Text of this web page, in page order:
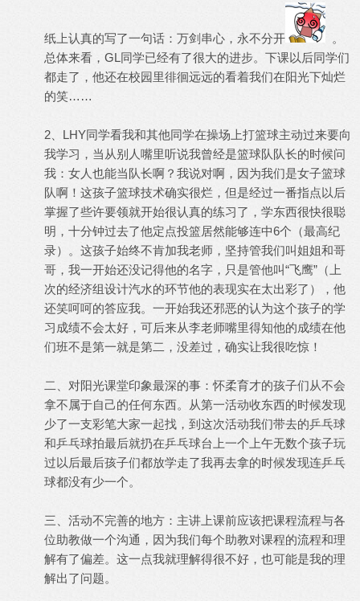
纸上认真的写了一句话：万剑串心，永不分开
。
总体来看，GL同学已经有了很大的进步。下课以后同学们
都走了，他还在校园里徘徊远远的看着我们在阳光下灿烂
的笑……
2、LHY同学看我和其他同学在操场上打篮球主动过来要向
我学习，当从别人嘴里听说我曾经是篮球队队长的时候问
我：女人也能当队长啊？我说对啊，因为我们是女子篮球
队啊！这孩子篮球技术确实很烂，但是经过一番指点以后
掌握了些许要领就开始很认真的练习了，学东西很快很聪
明，十分钟过去了他定点投篮居然能够连中6个（最高纪
录）。这孩子始终不肯加我老师，坚持管我们叫姐姐和哥
哥，我一开始还没记得他的名字，只是管他叫“飞鹰”（上
次的经济组设计汽水的环节他的表现实在太出彩了），他
还笑呵呵的答应我。一开始我还邪恶的认为这个孩子的学
习成绩不会太好，可后来从李老师嘴里得知他的成绩在他
们班不是第一就是第二，没差过，确实让我很吃惊！
二、对阳光课堂印象最深的事：怀柔育才的孩子们从不会
拿不属于自己的任何东西。从第一活动收东西的时候发现
少了一支彩笔大家一起找，到这次活动我们带去的乒乓球
和乒乓球拍最后就扔在乒乓球台上一个上午无数个孩子玩
过以后最后孩子们都放学走了我再去拿的时候发现连乒乓
球都没有少一个。
三、活动不完善的地方：主讲上课前应该把课程流程与各
位助教做一个沟通，因为我们每个助教对课程的流程和理
解有了偏差。这一点我就理解得很不好，也可能是我的理
解出了问题。